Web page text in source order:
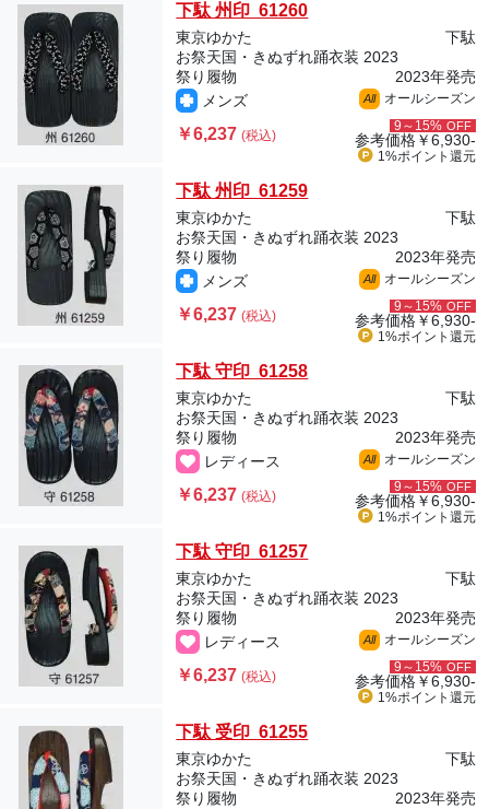
下駄 州印 61260
東京ゆかた
下駄
お祭天国・きぬずれ踊衣装 2023
祭り履物
2023年発売
メンズ
All オールシーズン
￥6,237(税込)
9～15% OFF
参考価格￥6,930-
1%ポイント 還元
下駄 州印 61259
東京ゆかた
下駄
お祭天国・きぬずれ踊衣装 2023
祭り履物
2023年発売
メンズ
All オールシーズン
￥6,237(税込)
9～15% OFF
参考価格￥6,930-
1%ポイント 還元
下駄 守印 61258
東京ゆかた
下駄
お祭天国・きぬずれ踊衣装 2023
祭り履物
2023年発売
レディース
All オールシーズン
￥6,237(税込)
9～15% OFF
参考価格￥6,930-
1%ポイント 還元
下駄 守印 61257
東京ゆかた
下駄
お祭天国・きぬずれ踊衣装 2023
祭り履物
2023年発売
レディース
All オールシーズン
￥6,237(税込)
9～15% OFF
参考価格￥6,930-
1%ポイント 還元
下駄 受印 61255
東京ゆかた
下駄
お祭天国・きぬずれ踊衣装 2023
祭り履物
2023年発売